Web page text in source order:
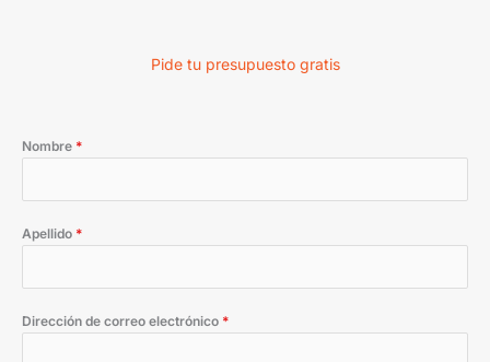
Pide tu presupuesto gratis
Nombre *
Apellido *
Dirección de correo electrónico *